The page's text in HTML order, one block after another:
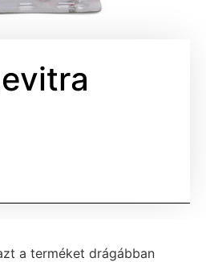
a terméket drágábban